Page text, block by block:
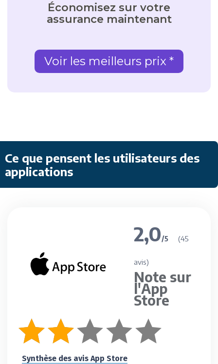
Économisez sur votre
assurance maintenant
Voir les meilleurs prix *
Ce que pensent les utilisateurs des
applications
2,0/5 (45
avis)
Note sur
l'App
Store
Synthèse des avis App Store